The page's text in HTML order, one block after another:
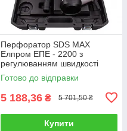
Перфоратор SDS MAX
Елпром ЕПЕ - 2200 з
регулюванням швидкості
Готово до відправки
5 188,36 ₴ 5 701,50 ₴
Купити